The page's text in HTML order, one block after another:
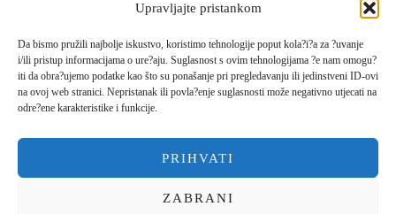
Upravljajte pristankom
Da bismo pružili najbolje iskustvo, koristimo tehnologije poput kola?i?a za ?uvanje
i/ili pristup informacijama o ure?aju. Suglasnost s ovim tehnologijama ?e nam omogu?
iti da obra?ujemo podatke kao što su ponašanje pri pregledavanju ili jedinstveni ID-ovi
na ovoj web stranici. Nepristanak ili povla?enje suglasnosti može negativno utjecati na
odre?ene karakteristike i funkcije.
PRIHVATI
ZABRANI
Instagram
Tik Tok